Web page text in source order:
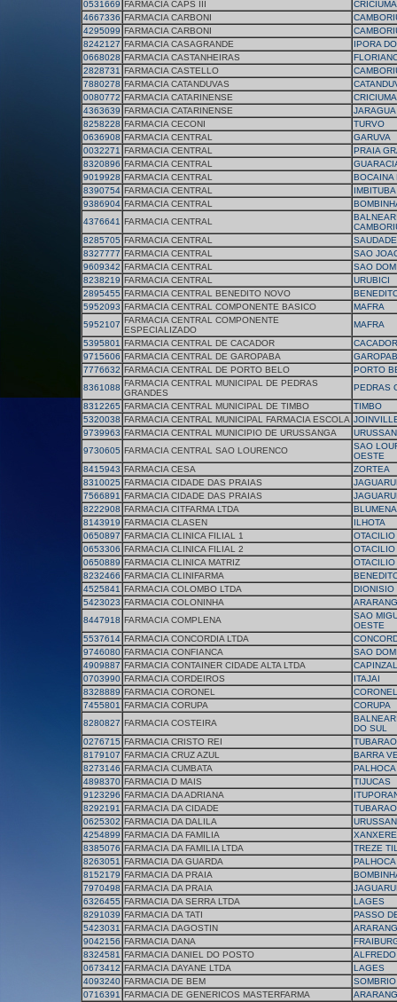
0531669 FARMACIA CAPS III
CRICIUMA
4667336 FARMACIA CARBONI
4295099 FARMACIA CARBONI
8242127 FARMACIA CASAGRANDE
IPORA
0668028 FARMACIA CASTANHEIRAS
2828731 FARMACIA CASTELLO
7880278 FARMACIA CATANDUVAS
0080772 FARMACIA CATARINENSE
CRICIUMA
4363639 FARMACIA CATARINENSE
8258228 FARMACIA CECONI
TURVO
0636908 FARMACIA CENTRAL
GARUVA
0032271 FARMACIA CENTRAL
PRAIA
8320896 FARMACIA CENTRAL
9019928 FARMACIA CENTRAL
BOCAINA
8390754 FARMACIA CENTRAL
IMBITUBA
9386904 FARMACIA CENTRAL
4376641 FARMACIA CENTRAL
8285705 FARMACIA CENTRAL
8327777 FARMACIA CENTRAL
SAO
9609342 FARMACIA CENTRAL
SAO
8238219 FARMACIA CENTRAL
URUBICI
2895455 FARMACIA CENTRAL BENEDITO NOVO
5952093 FARMACIA CENTRAL COMPONENTE BASICO
MAFRA
5952107 FARMACIA CENTRAL COMPONENTE
ESPECIALIZADO
MAFRA
5395801 FARMACIA CENTRAL DE CACADOR
CACADOR
9715606 FARMACIA CENTRAL DE GAROPABA
7776632 FARMACIA CENTRAL DE PORTO BELO
PORTO
8361088 FARMACIA CENTRAL MUNICIPAL DE PEDRAS
GRANDES
PEDRAS
8312265 FARMACIA CENTRAL MUNICIPAL DE TIMBO
TIMBO
5320038 FARMACIA CENTRAL MUNICIPAL FARMACIA ESCOLA
9739963 FARMACIA CENTRAL MUNICIPIO DE URUSSANGA
9730605 FARMACIA CENTRAL SAO LOURENCO
SAO
OESTE
8415943 FARMACIA CESA
ZORTEA
8310025 FARMACIA CIDADE DAS PRAIAS
7566891 FARMACIA CIDADE DAS PRAIAS
8222908 FARMACIA CITFARMA LTDA
8143919 FARMACIA CLASEN
ILHOTA
0650897 FARMACIA CLINICA FILIAL 1
OTACILIO
0653306 FARMACIA CLINICA FILIAL 2
OTACILIO
0650889 FARMACIA CLINICA MATRIZ
OTACILIO
8232466 FARMACIA CLINIFARMA
4525841 FARMACIA COLOMBO LTDA
DIONISIO
5423023 FARMACIA COLONINHA
8447918 FARMACIA COMPLENA
SAO
OESTE
5537614 FARMACIA CONCORDIA LTDA
9746080 FARMACIA CONFIANCA
SAO
4909887 FARMACIA CONTAINER CIDADE ALTA LTDA
CAPINZAL
0703990 FARMACIA CORDEIROS
ITAJAI
8328889 FARMACIA CORONEL
7455801 FARMACIA CORUPA
CORUPA
8280827 FARMACIA COSTEIRA
DO SUL
0276715 FARMACIA CRISTO REI
TUBARAO
8179107 FARMACIA CRUZ AZUL
BARRA
8273146 FARMACIA CUMBATA
PALHOCA
4898370 FARMACIA D MAIS
TIJUCAS
9123296 FARMACIA DA ADRIANA
8292191 FARMACIA DA CIDADE
TUBARAO
0625302 FARMACIA DA DALILA
4254899 FARMACIA DA FAMILIA
XANXERE
8385076 FARMACIA DA FAMILIA LTDA
TREZE
8263051 FARMACIA DA GUARDA
PALHOCA
8152179 FARMACIA DA PRAIA
7970498 FARMACIA DA PRAIA
6326455 FARMACIA DA SERRA LTDA
LAGES
8291039 FARMACIA DA TATI
PASSO
5423031 FARMACIA DAGOSTIN
9042156 FARMACIA DANA
8324581 FARMACIA DANIEL DO POSTO
0673412 FARMACIA DAYANE LTDA
LAGES
4093240 FARMACIA DE BEM
SOMBRIO
0716391 FARMACIA DE GENERICOS MASTERFARMA